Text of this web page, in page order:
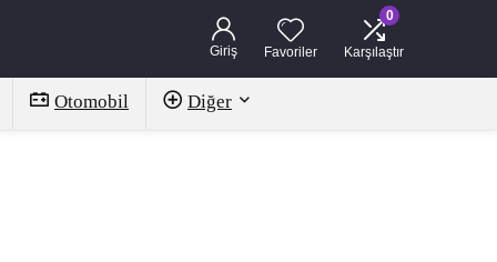
Giriş Favoriler
0
Karşılaştır
Otomobil Diğer